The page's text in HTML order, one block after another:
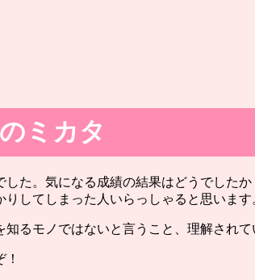
ミカタ
た。気になる成績の結果はどうでしたか
してしまった人いらっしゃると思います
るモノではないと言うこと、理解され